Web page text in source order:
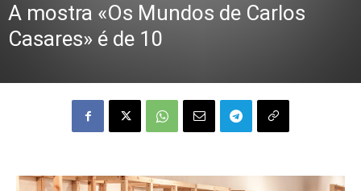
A mostra «Os Mundos de Carlos
Casares» é de 10